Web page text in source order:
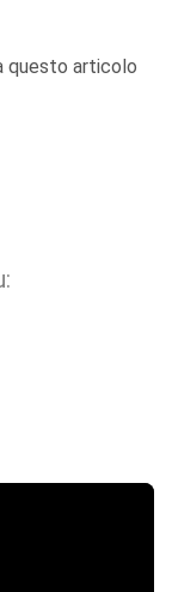
questo articolo